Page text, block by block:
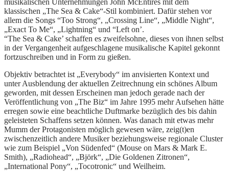
klassischen „The Sea & Cake“-Stil kombiniert. Dafür stehen vor
allem die Songs “Too Strong“, „Crossing Line“, „Middle Night“,
„Exact To Me“, „Lightning“ und “Left on’.
“The Sea & Cake’ schaffen es zweifelsohne, dieses von ihnen selbst
in der Vergangenheit aufgeschlagene musikalische Kapitel gekonnt
fortzuschreiben und in Form zu gießen.
Objektiv betrachtet ist „Everybody“ im anvisierten Kontext und
unter Ausblendung der aktuellen Zeitrechnung ein schönes Album
geworden, mit dessen Erscheinen man jedoch gerade nach der
Veröffentlichung von „The Biz“ im Jahre 1995 mehr Aufsehen hätte
erregen sowie eine beachtliche Duftmarke bezüglich des bis dahin
geleisteten Schaffens setzen können. Was danach mit etwas mehr
Mumm der Protagonisten möglich gewesen wäre, zeig(t)en
zwischenzeitlich andere Musiker beziehungsweise regionale Cluster
wie zum Beispiel „Von Südenfed“ (Mouse on Mars & Mark E.
Smith), „Radiohead“, „Björk“, „Die Goldenen Zitronen“,
„International Pony“, „Tocotronic“ und Weilheim.